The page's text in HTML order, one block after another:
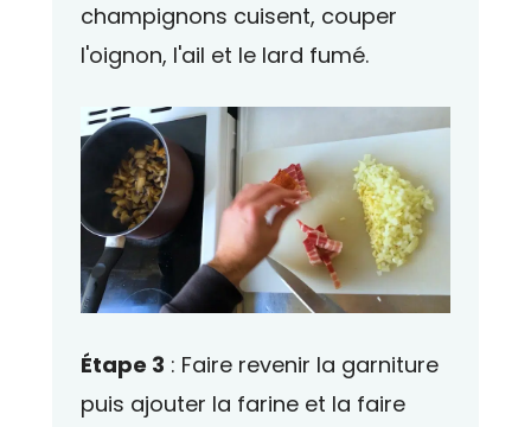
champignons cuisent, couper
l'oignon, l'ail et le lard fumé.
Étape 3 : Faire revenir la garniture
puis ajouter la farine et la faire